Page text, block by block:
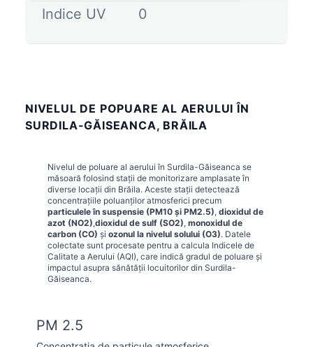
Indice UV
0
NIVELUL DE POPUARE AL AERULUI ÎN
SURDILA-GĂISEANCA, BRĂILA
Nivelul de poluare al aerului în Surdila-Găiseanca se
măsoară folosind stații de monitorizare amplasate în
diverse locații din Brăila. Aceste stații detectează
concentrațiile poluanților atmosferici precum
particulele în suspensie (PM10 și PM2.5), dioxidul de
azot (NO2),dioxidul de sulf (SO2), monoxidul de
carbon (CO) și ozonul la nivelul solului (O3). Datele
colectate sunt procesate pentru a calcula Indicele de
Calitate a Aerului (AQI), care indică gradul de poluare și
impactul asupra sănătății locuitorilor din Surdila-
Găiseanca.
PM 2.5